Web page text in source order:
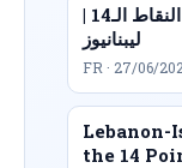
الاتفاق الإطار بين لبنان وإسرائيل: شرح النقاط الـ14 |
ليبنانيوز
FR · 27/06/
Lebanon-
the 14